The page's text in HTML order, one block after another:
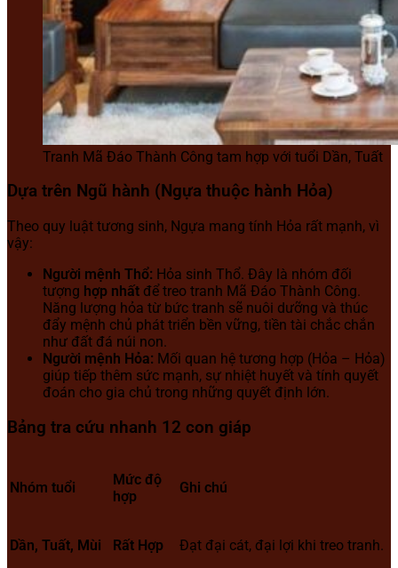
Tranh Mã Đáo Thành Công tam hợp với tuổi Dần, Tuất
Dựa trên Ngũ hành (Ngựa thuộc hành Hỏa)
Theo quy luật tương sinh, Ngựa mang tính Hỏa rất mạnh, vì
vậy:
Người mệnh Thổ: Hỏa sinh Thổ. Đây là nhóm đối
tượng hợp nhất để treo tranh Mã Đáo Thành Công.
Năng lượng hỏa từ bức tranh sẽ nuôi dưỡng và thúc
đẩy mệnh chủ phát triển bền vững, tiền tài chắc chắn
như đất đá núi non.
Người mệnh Hỏa: Mối quan hệ tương hợp (Hỏa – Hỏa)
giúp tiếp thêm sức mạnh, sự nhiệt huyết và tính quyết
đoán cho gia chủ trong những quyết định lớn.
Bảng tra cứu nhanh 12 con giáp
Nhóm tuổi
Mức độ
hợp
Ghi chú
Dần, Tuất, Mùi Rất Hợp Đạt đại cát, đại lợi khi treo tranh.